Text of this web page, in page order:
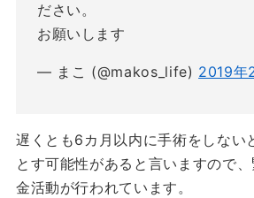
ださい。
お願いします
— まこ (@makos_life) 2019年
遅くとも6カ月以内に手術をしない
とす可能性があると言いますので
金活動が行われています。